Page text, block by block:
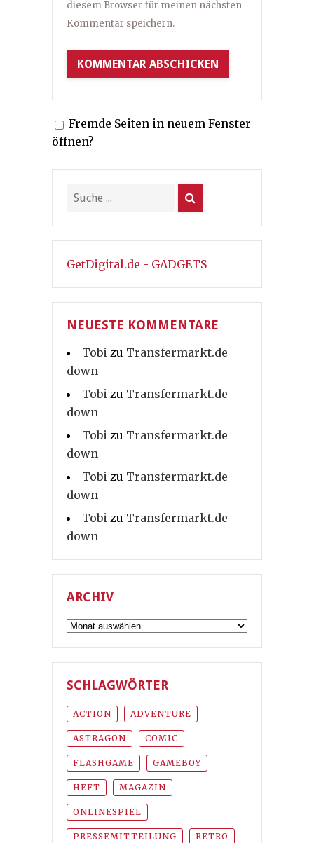
diesem Browser für meinen nächsten
Kommentar speichern.
Fremde Seiten in neuem Fenster
öffnen?
GetDigital.de - GADGETS
NEUESTE KOMMENTARE
Tobi zu Transfermarkt.de
down
Tobi zu Transfermarkt.de
down
Tobi zu Transfermarkt.de
down
Tobi zu Transfermarkt.de
down
Tobi zu Transfermarkt.de
down
ARCHIV
Archiv
SCHLAGWÖRTER
ACTION ADVENTURE
ASTRAGON COMIC
FLASHGAME GAMEBOY
HEFT MAGAZIN
ONLINESPIEL
PRESSEMITTEILUNG RETRO